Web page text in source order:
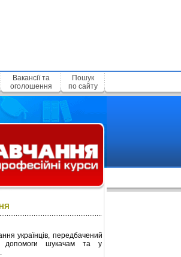
Вакансії та
оголошення
Пошук
по сайту
українців, передбачений
допомоги шукачам та у